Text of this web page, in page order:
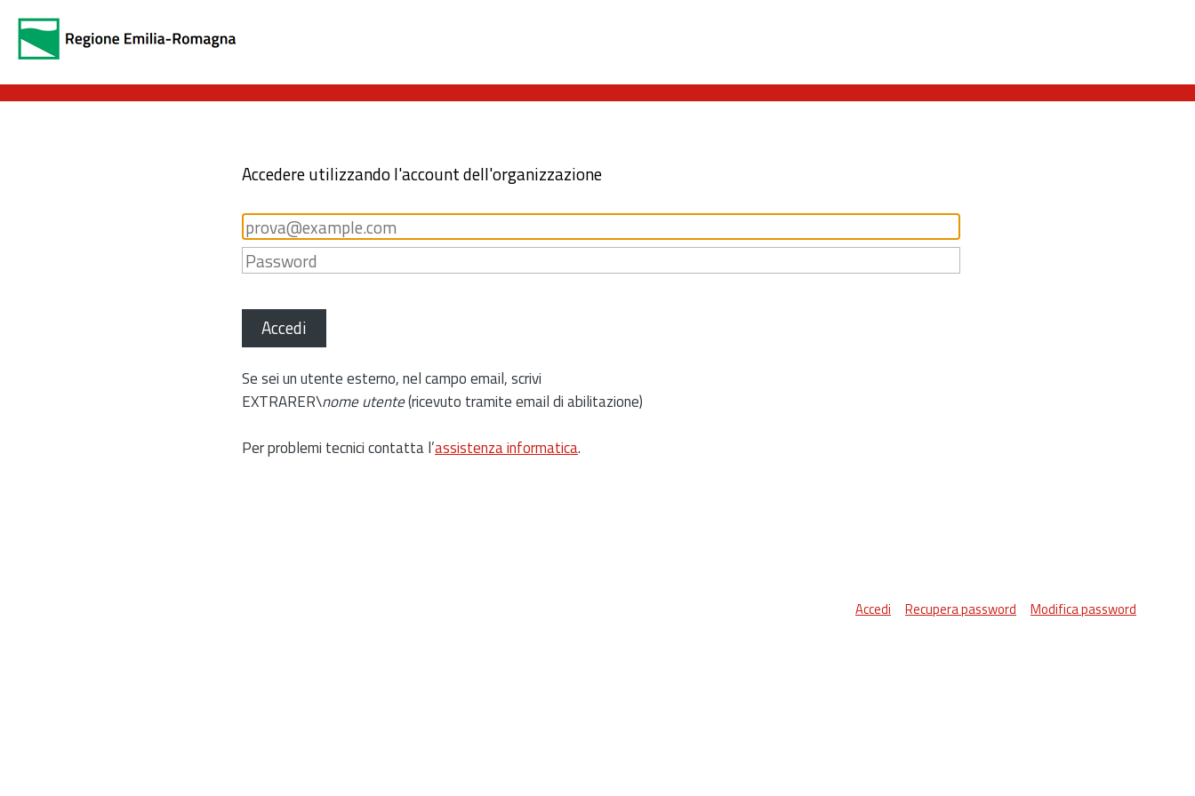
Accedere utilizzando l'account dell'organizzazione
Accedi
Se sei un utente esterno, nel campo email, scrivi
EXTRARER\nome utente(ricevuto tramite email di abilitazione)
Per problemi tecnici contatta l’assistenza informatica.
Accedi Recupera password Modifica password